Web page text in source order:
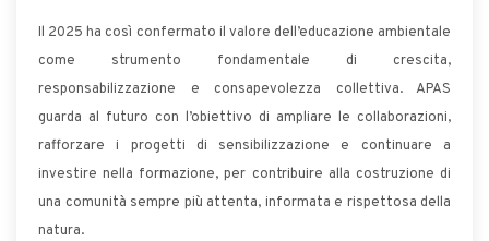
Il 2025 ha così confermato il valore dell’educazione ambientale
come strumento fondamentale di crescita,
responsabilizzazione e consapevolezza collettiva. APAS
guarda al futuro con l’obiettivo di ampliare le collaborazioni,
rafforzare i progetti di sensibilizzazione e continuare a
investire nella formazione, per contribuire alla costruzione di
una comunità sempre più attenta, informata e rispettosa della
natura.